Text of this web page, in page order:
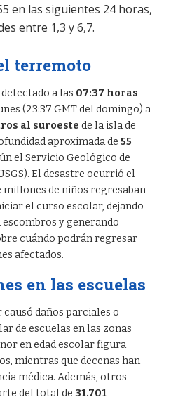
en las siguientes 24 horas,
entre 1,3 y 6,7.
terremoto
a las 07:37 horas
(23:37 GMT del domingo) a
al suroeste de la isla de
aproximada de 55
el Servicio Geológico de
El desastre ocurrió el
millones de niños regresaban
el curso escolar, dejando
escombros y generando
cuándo podrán regresar
afectados.
en las escuelas
daños parciales o
de escuelas en las zonas
en edad escolar figura
mientras que decenas han
médica. Además, otros
del total de 31.701